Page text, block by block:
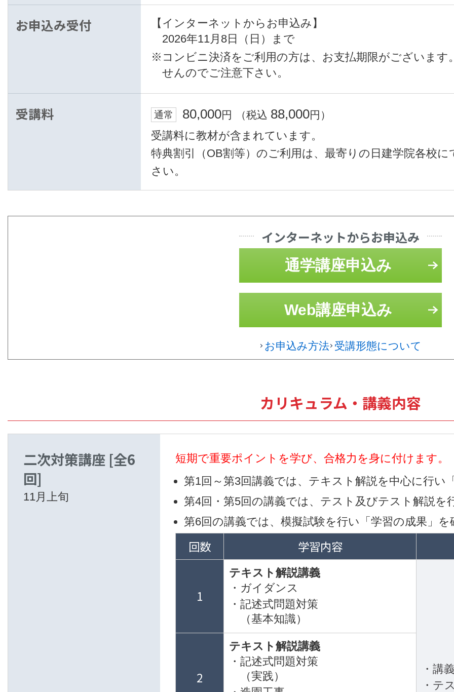
お申込み受付
【インターネットからお申込み】
2026年11月8日（日）まで
※コンビニ決済をご利用の方は、お支払期限がございます
せんのでご注意下さい。
受講料 通常 80,000円 （税込 88,000円）
受講料に教材が含まれています。
特典割引（OB割等）のご利用は、最寄りの日建学院各校
さい。
インターネットからお申込み
通学講座申込み
Web講座申込み
お申込み方法 受講形態について
カリキュラム・講義内容
二次対策講座 [全6
回]
11月上旬
短期で重要ポイントを学び、合格力を身に付けます。
第1回～第3回講義では、テキスト解説を中心に行い
第4回・第5回の講義では、テスト及びテスト解説を
第6回の講義では、模擬試験を行い「学習の成果」を
回数 学習内容
1
テキスト解説講義
・ガイダンス
・記述式問題対策
（基本知識）
・講
・テ
2
テキスト解説講義
・記述式問題対策
（実践）